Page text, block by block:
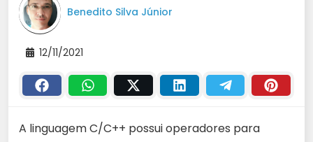
Benedito Silva Júnior
12/11/2021
A linguagem C/C++ possui operadores para